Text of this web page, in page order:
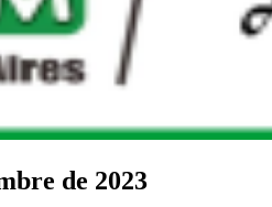
de 2023